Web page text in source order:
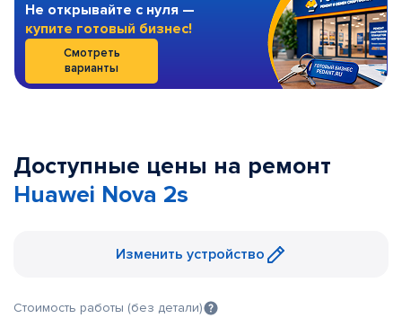
Не открывайте с нуля —
купите готовый бизнес!
Смотреть
варианты
Доступные цены на ремонт
Huawei Nova 2s
Изменить устройство
Стоимость работы (без детали)